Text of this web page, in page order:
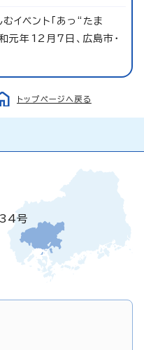
イベント「あっ“たま
元年12月7日、広島市・
トップページへ戻る
34号